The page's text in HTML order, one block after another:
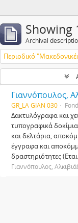
Showing
Archival
Περιοδικό
Γιαννόπουλος,
GR_LA GIAN 030
Δακτυλόγραφα και
τυπογραφικά
και δελτάρια,
έγγραφα και
δραστηριότητες
Γιαννόπουλος,